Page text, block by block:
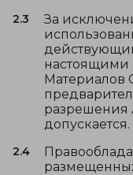
2.3
За
настоящими
Материалов
разрешения
допускается.
2.4